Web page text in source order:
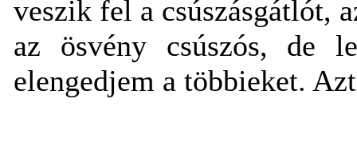
veszik fel a csúszásgátlót,
az ösvény csúszós, de
elengedjem a többieket.